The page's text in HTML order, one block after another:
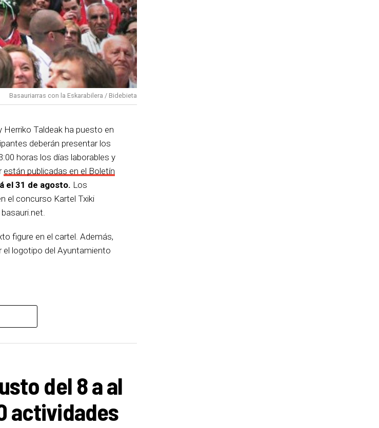
Basauriarras con la Eskarabilera / Bidebieta
Herriko Taldeak ha puesto en
deberán presentar los
horas los días laborables y
están publicadas en el Boletín
el 31 de agosto. Los
el concurso Kartel Txiki
figure en el cartel. Además,
el logotipo del Ayuntamiento
del 8 a al
actividades